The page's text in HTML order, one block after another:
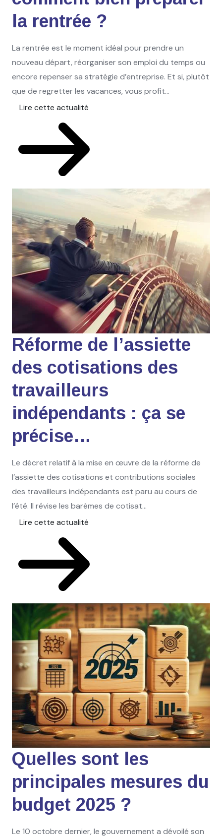
la rentrée ?
La rentrée est le moment idéal pour prendre un
nouveau départ, réorganiser son emploi du temps ou
encore repenser sa stratégie d’entreprise. Et si, plutôt
que de regretter les vacances, vous profit...
Lire cette actualité
Réforme de l’assiette
des cotisations des
travailleurs
indépendants : ça se
précise…
Le décret relatif à la mise en œuvre de la réforme de
l’assiette des cotisations et contributions sociales
des travailleurs indépendants est paru au cours de
l’été. Il révise les barèmes de cotisat...
Lire cette actualité
Quelles sont les
principales mesures du
budget 2025 ?
Le 10 octobre dernier, le gouvernement a dévoilé son